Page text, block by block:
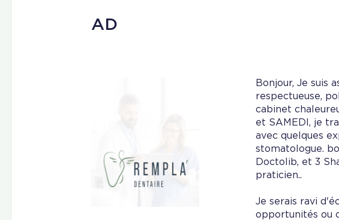
AD
Bonjour, Je suis
respectueuse,
cabinet
et SAMEDI, je
avec quelques
stomatologue.
Doctolib, et 3
praticien..
Je serais ravi
opportunités ou